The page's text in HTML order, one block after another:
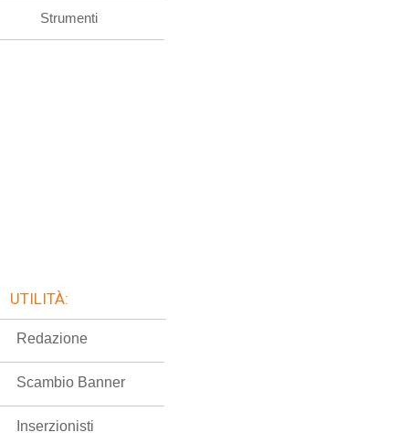
Strumenti
UTILITÀ:
Redazione
Scambio Banner
Inserzionisti